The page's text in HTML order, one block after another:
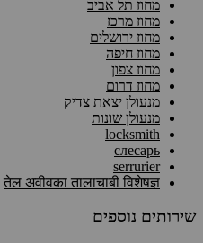
מחוז תל אביב
מחוז מרכז
מחוז ירושלים
מחוז חיפה
מחוז צפון
מחוז דרום
מנעולן יצאת צדיק
מנעולן שונות
locksmith
слесарь
serrurier
तेल अवीवका तालाचाबी विशेषज्ञ
שירותים נוספים